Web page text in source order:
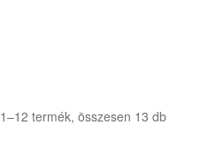
1–12 termék, összesen 13 dbSorted